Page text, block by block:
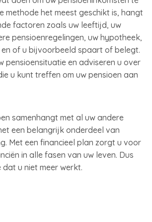
methode het meest geschikt is, hangt
factoren zoals uw leeftijd, uw
pensioenregelingen, uw hypotheek,
en of u bijvoorbeeld spaart of belegt.
pensioensituatie en adviseren u over
u kunt treffen om uw pensioen aan
samenhangt met al uw andere
een belangrijk onderdeel van
Met een financieel plan zorgt u voor
in alle fasen van uw leven. Dus
u niet meer werkt.